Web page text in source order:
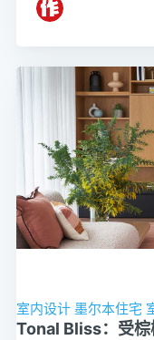
室内设计 墨尔本住宅
Tonal Bliss：受棕